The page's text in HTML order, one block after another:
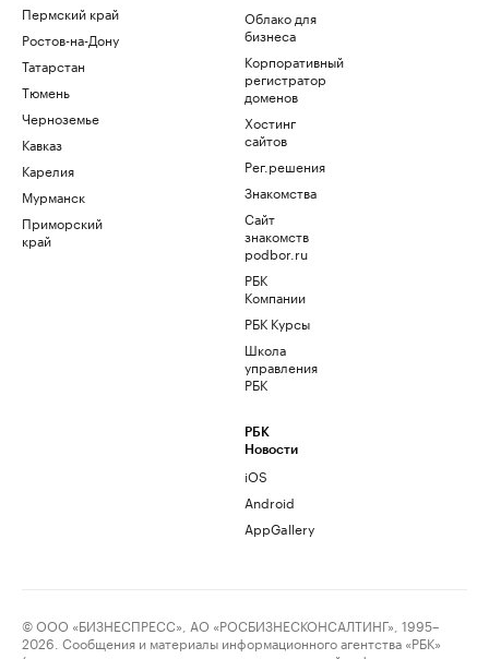
Пермский край
Ростов-на-Дону
Татарстан
Тюмень
Черноземье
Кавказ
Карелия
Мурманск
Приморский
край
Облако для
бизнеса
Корпоративный
регистратор
доменов
Хостинг
сайтов
Рег.решения
Знакомства
Сайт
знакомств
podbor.ru
РБК
Компании
РБК Курсы
Школа
управления
РБК
РБК
Новости
iOS
Android
AppGallery
© ООО «БИЗНЕСПРЕСС», АО «РОСБИЗНЕСКОНСАЛТИНГ», 1995–
2026. Сообщения и материалы информационного агентства «РБК»